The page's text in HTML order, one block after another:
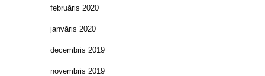
februāris 2020
janvāris 2020
decembris 2019
novembris 2019